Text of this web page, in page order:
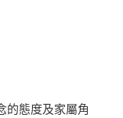
的態度及家屬角